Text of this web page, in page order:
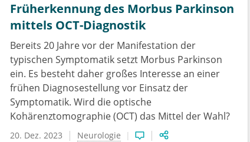
Früherkennung des Morbus Parkinson
mittels OCT-Diagnostik
Bereits 20 Jahre vor der Manifestation der
typischen Symptomatik setzt Morbus Parkinson
ein. Es besteht daher großes Interesse an einer
frühen Diagnosestellung vor Einsatz der
Symptomatik. Wird die optische
Kohärenztomographie (OCT) das Mittel der Wahl?
20. Dez. 2023 Neurologie